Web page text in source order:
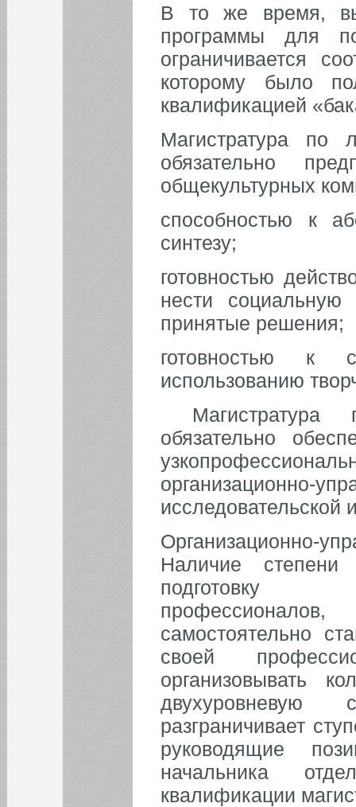
В то же время,
программы для
ограничивается
которому было
квалификацией
Магистратура по
обязательно
общекультурных
способностью к
синтезу;
готовностью
нести социальную
принятые решения;
готовностью к
использованию
Магистратура
обязательно
исследовательской
Организационно-
Наличие степени
подготовку
самостоятельно
своей
организовывать
двухуровневую
разграничивает
руководящие
начальника
квалификации